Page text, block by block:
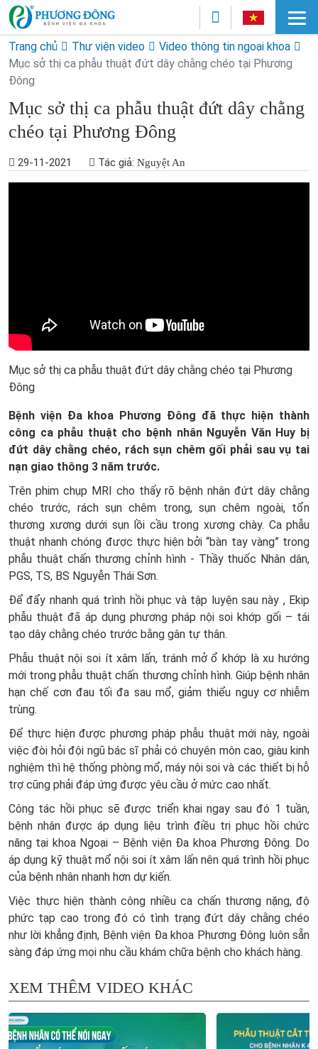
Trang chủ Thư viện video
Video thông tin ngoại khoa
Mục sở thị ca phẫu thuật đứt dây chằng chéo tại Phương
Đông
Mục sở thị ca phẫu thuật đứt dây chằng
chéo tại Phương Đông
29-11-2021 Tác giả: Nguyệt An
Mục sở thị ca phẫu thuật đứt dây chằng chéo tại Phương
Đông
Bệnh viện Đa khoa Phương Đông đã thực hiện thành
công ca phẫu thuật cho bệnh nhân Nguyễn Văn Huy bị
đứt dây chằng chéo, rách sụn chêm gối phải sau vụ tai
nạn giao thông 3 năm trước.
Trên phim chụp MRI cho thấy rõ bệnh nhân đứt dây chằng
chéo trước, rách sụn chêm trong, sụn chêm ngoài, tổn
thương xương dưới sụn lồi cầu trong xương chày. Ca phẫu
thuật nhanh chóng được thực hiện bởi “bàn tay vàng” trong
phẫu thuật chấn thương chỉnh hình - Thầy thuốc Nhân dân,
PGS, TS, BS Nguyễn Thái Sơn.
Để đẩy nhanh quá trình hồi phục và tập luyện sau này , Ekip
phẫu thuật đã áp dụng phương pháp nội soi khớp gối – tái
tạo dây chằng chéo trước bằng gân tự thân.
Phẫu thuật nội soi ít xâm lấn, tránh mở ổ khớp là xu hướng
mới trong phẫu thuật chấn thương chỉnh hình. Giúp bệnh nhân
hạn chế cơn đau tối đa sau mổ, giảm thiểu nguy cơ nhiễm
trùng.
Để thực hiện được phương pháp phẫu thuật mới này, ngoài
việc đòi hỏi đội ngũ bác sĩ phải có chuyên môn cao, giàu kinh
nghiệm thì hệ thống phòng mổ, máy nội soi và các thiết bị hỗ
trợ cũng phải đáp ứng được yêu cầu ở mức cao nhất.
Công tác hồi phục sẽ được triển khai ngay sau đó 1 tuần,
bệnh nhân được áp dụng liệu trình điều trị phục hồi chức
năng tại khoa Ngoại – Bệnh viện Đa khoa Phương Đông. Do
áp dụng kỹ thuật mổ nội soi ít xâm lấn nên quá trình hồi phục
của bệnh nhân nhanh hơn dự kiến.
Việc thực hiện thành công nhiều ca chấn thương nặng, độ
phức tạp cao trong đó có tình trạng đứt dây chằng chéo
như lời khẳng định, Bệnh viện Đa khoa Phương Đông luôn sẵn
sàng đáp ứng mọi nhu cầu khám chữa bệnh cho khách hàng.
XEM THÊM VIDEO KHÁC